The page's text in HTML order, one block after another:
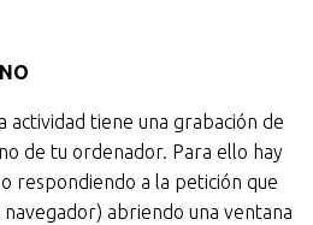
actividad tiene una grabación de
de tu ordenador. Para ello hay
respondiendo a la petición que
abriendo una ventana